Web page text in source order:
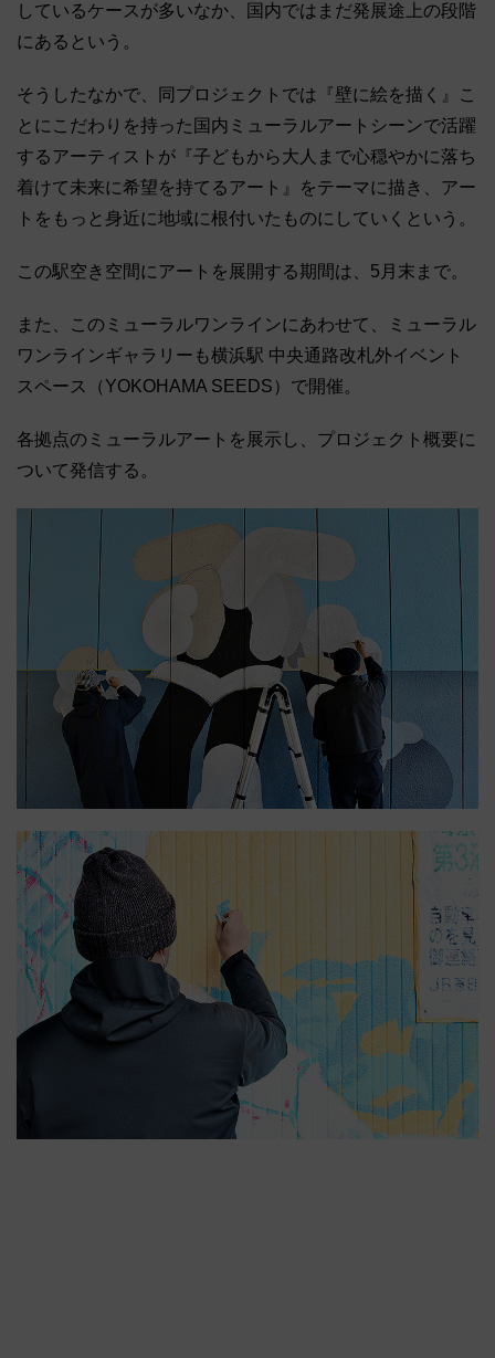
しているケースが多いなか、国内ではまだ発展途上の段階
にあるという。
そうしたなかで、同プロジェクトでは『壁に絵を描く』こ
とにこだわりを持った国内ミューラルアートシーンで活躍
するアーティストが『子どもから大人まで心穏やかに落ち
着けて未来に希望を持てるアート』をテーマに描き、アー
トをもっと身近に地域に根付いたものにしていくという。
この駅空き空間にアートを展開する期間は、5月末まで。
また、このミューラルワンラインにあわせて、ミューラル
ワンラインギャラリーも横浜駅 中央通路改札外イベント
スペース（YOKOHAMA SEEDS）で開催。
各拠点のミューラルアートを展示し、プロジェクト概要に
ついて発信する。